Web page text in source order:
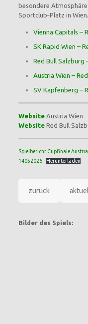
besondere Atmosphäre
Sportclub‑Platz in Wien.
Vienna Capitals –
SK Rapid Wien –
Red Bull Salzburg
Austria Wien –
SV Kapfenberg –
WebsiteAustria Wien
WebsiteRed Bull
Spielbericht Cupfinale
14052026
Herunterladen
zurück
Bilder des Spiels: